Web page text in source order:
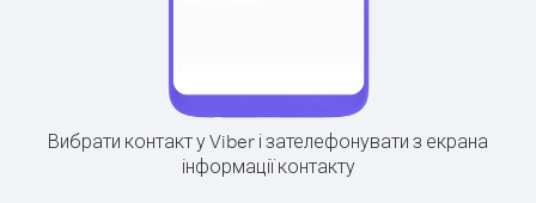
Вибрати контакт у Viber і зателефонувати з екрана
інформації контакту